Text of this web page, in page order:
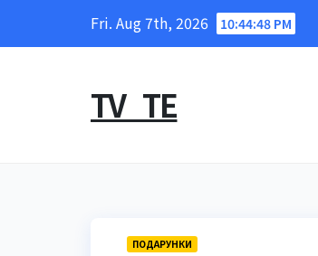
Fri. Aug 7th, 2026 10:44:50 PM
TV_TE
ПОДАРУНКИ